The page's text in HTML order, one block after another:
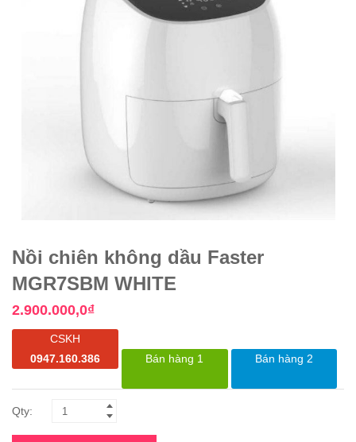
Nồi chiên không dầu Faster
MGR7SBM WHITE
2.900.000,0₫
CSKH
0947.160.386
Bán hàng 1 Bán hàng 2